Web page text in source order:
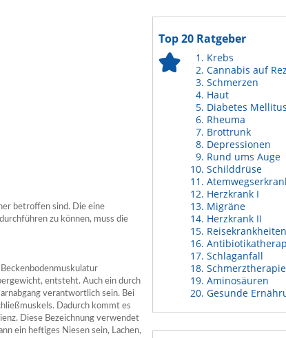
betroffen sind. Die eine
zu können, muss die
Beckenbodenmuskulatur
entsteht. Auch ein durch
verantwortlich sein. Bei
Dadurch kommt es
Diese Bezeichnung verwendet
ein heftiges Niesen sein, Lachen,
Top 20 Ratgeber
Krebs
Cannabis auf
Schmerzen
Haut
Diabetes Mellitus
Rheuma
Brottrunk
Depressionen
Rund ums Auge
Schilddrüse
Herzkrank I
Migräne
Herzkrank II
Reisekrankheiten
Schlaganfall
Schmerztherapie
Aminosäuren
Gesunde